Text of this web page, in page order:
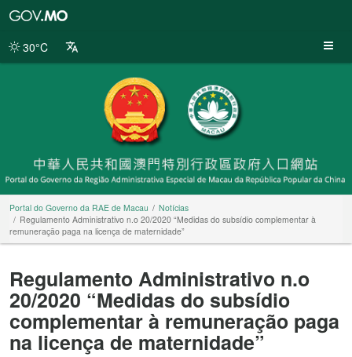
da
30°C
Portal do Governo da RAE de Macau
Notícias
Regulamento Administrativo n.o 20/2020 “Medidas do subsídio complementar à
remuneração paga na licença de maternidade”
Regulamento Administrativo n.o
20/2020 “Medidas do subsídio
complementar à remuneração paga
na licença de maternidade”